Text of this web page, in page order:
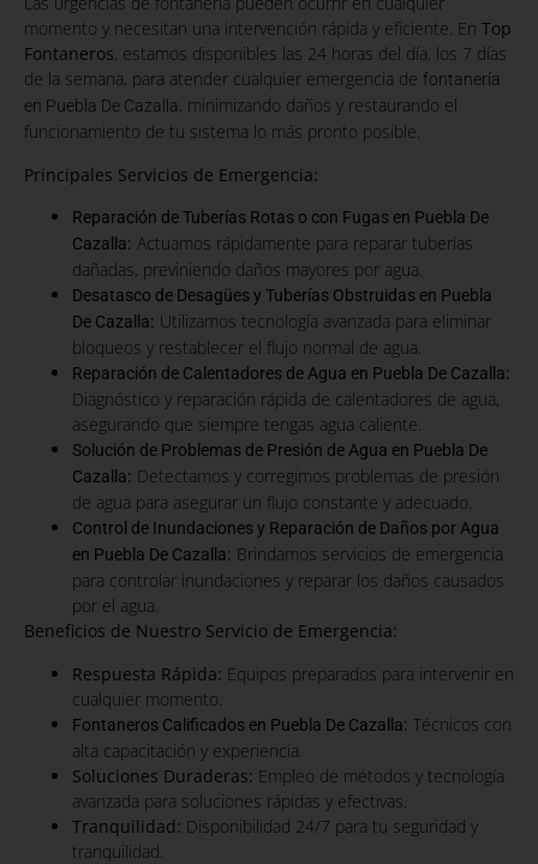
momento y necesitan una intervención rápida y eficiente. En Top
Fontaneros, estamos disponibles las 24 horas del día, los 7 días
de la semana, para atender cualquier emergencia de fontanería
en Puebla De Cazalla, minimizando daños y restaurando el
funcionamiento de tu sistema lo más pronto posible.
Principales Servicios de Emergencia:
Reparación de Tuberías Rotas o con Fugas en Puebla De
Cazalla: Actuamos rápidamente para reparar tuberías
dañadas, previniendo daños mayores por agua.
Desatasco de Desagües y Tuberías Obstruidas en Puebla
De Cazalla: Utilizamos tecnología avanzada para eliminar
bloqueos y restablecer el flujo normal de agua.
Reparación de Calentadores de Agua en Puebla De Cazalla:
Diagnóstico y reparación rápida de calentadores de agua,
asegurando que siempre tengas agua caliente.
Solución de Problemas de Presión de Agua en Puebla De
Cazalla: Detectamos y corregimos problemas de presión
de agua para asegurar un flujo constante y adecuado.
Control de Inundaciones y Reparación de Daños por Agua
en Puebla De Cazalla: Brindamos servicios de emergencia
para controlar inundaciones y reparar los daños causados
por el agua.
Beneficios de Nuestro Servicio de Emergencia:
Respuesta Rápida: Equipos preparados para intervenir en
cualquier momento.
Fontaneros Calificados en Puebla De Cazalla: Técnicos con
alta capacitación y experiencia.
Soluciones Duraderas: Empleo de métodos y tecnología
avanzada para soluciones rápidas y efectivas.
Tranquilidad: Disponibilidad 24/7 para tu seguridad y
tranquilidad.